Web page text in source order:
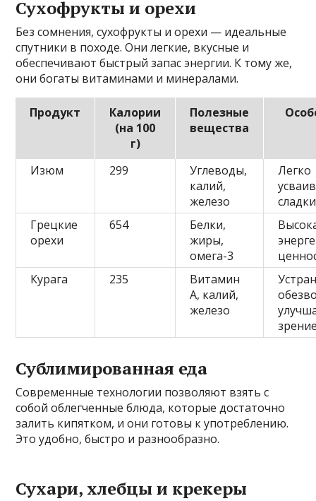
Сухофрукты и орехи
Без сомнения, сухофрукты и орехи — идеальные
спутники в походе. Они легкие, вкусные и
обеспечивают быстрый запас энергии. К тому же,
они богаты витаминами и минералами.
Продукт
Калории
(на 100
г)
Полезные
вещества
Изюм 299
Углеводы,
калий,
железо
Легко
Грецкие
орехи
654
Белки,
жиры,
омега-3
Курага
235
Витамин
А, калий,
железо
Сублимированная еда
Современные технологии позволяют взять с
собой облегченные блюда, которые достаточно
залить кипятком, и они готовы к употреблению.
Это удобно, быстро и разнообразно.
Сухари, хлебцы и крекеры